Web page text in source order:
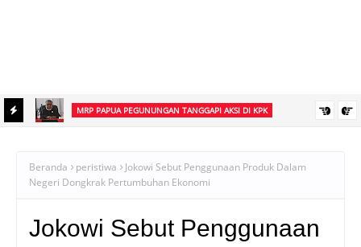
MRP PAPUA PEGUNUNGAN TANGGAPI AKSI DI KPK
Beranda peristiwa
Jokowi Sebut Penggunaan Produk Dalam
Negeri Dongkrak Pertumbuhan Ekonomi
Jokowi Sebut Penggunaan